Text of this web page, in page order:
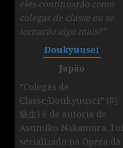
eles continuarão como
colegas de classe ou se
tornarão algo mais?”
Doukyuusei
Japão
“Colegas de
Classe/Doukyuusei” (同
級生) é de autoria de
Asumiko Nakamura. Foi
serializado na Opera da